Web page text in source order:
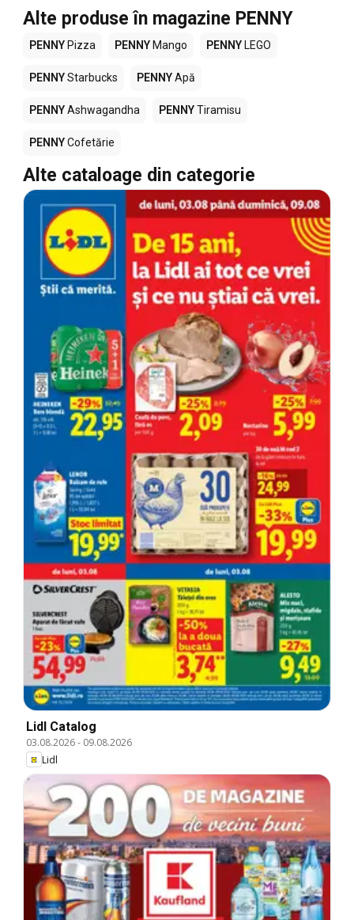
Alte produse în magazine PENNY
PENNY Pizza PENNY Mango PENNY LEGO
PENNYStarbucks PENNYApă
PENNYAshwagandha PENNYTiramisu
PENNYCofetărie
Alte cataloage din categorie
Lidl Catalog
03.08.2026- 09.08.2026
Lidl